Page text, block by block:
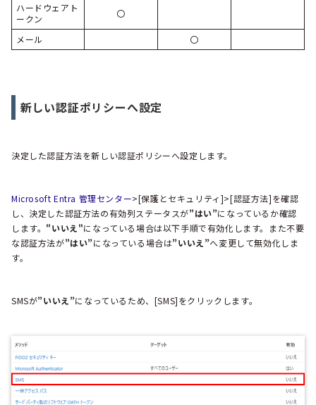
ハードウェアト
ークン
〇
メール 〇
新しい認証ポリシーへ設定
決定した認証方法を新しい認証ポリシーへ設定します。
Microsoft Entra 管理センター>[保護とセキュリティ]>[認証方法]を確認
し、決定した認証方法の有効列ステータスが”はい”になっているか確認
します。 "いいえ"になっている場合は以下手順で有効化します。また不要
な認証方法が”はい”になっている場合は”いいえ”へ変更して無効化しま
す。
SMSが”いいえ”になっているため、[SMS]をクリックします。